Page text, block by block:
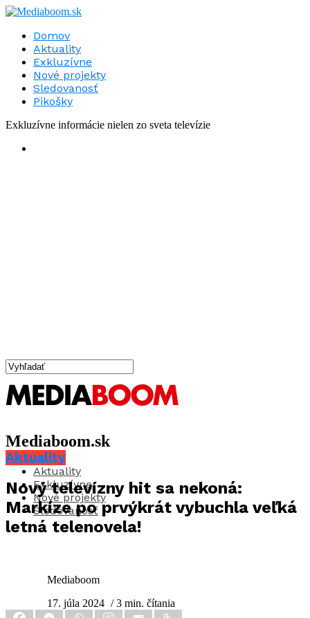
Domov
Aktuality
Exkluzívne
Nové projekty
Sledovanosť
Pikošky
Exkluzívne informácie nielen zo sveta televízie
Mediaboom.sk
Aktuality
Exkluzívne
Nové projekty
Sledovanosť
Aktuality
Nový televízny hit sa nekoná:
Markíze po prvýkrát vybuchla veľká
letná telenovela!
Mediaboom
17. júla 2024 / 3 min. čítania